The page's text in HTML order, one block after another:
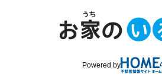
Powered by